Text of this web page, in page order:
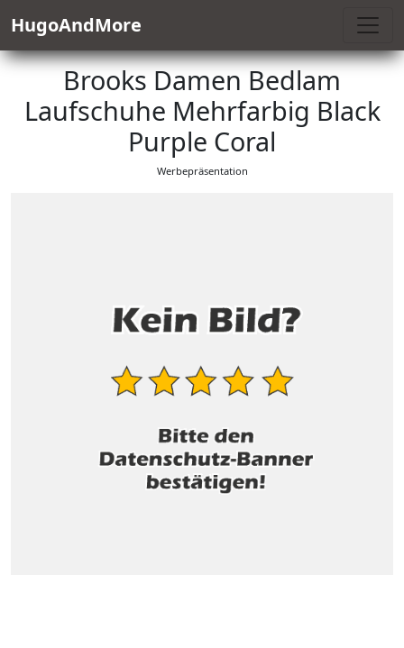
HugoAndMore
Brooks Damen Bedlam
Laufschuhe Mehrfarbig Black
Purple Coral
Werbepräsentation